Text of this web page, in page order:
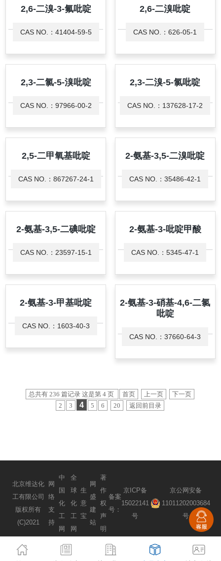
2,6-二溴-3-氟吡啶
CAS NO.：41404-59-5
2,6-二溴吡啶
CAS NO.：626-05-1
2,3-二氯-5-溴吡啶
CAS NO.：97966-00-2
2,3-二溴-5-氯吡啶
CAS NO.：137628-17-2
2,5-二甲氧基吡啶
CAS NO.：867267-24-1
2-氨基-3,5-二溴吡啶
CAS NO.：35486-42-1
2-氨基-3,5-二碘吡啶
CAS NO.：23597-15-1
2-氨基-3-吡啶甲酸
CAS NO.：5345-47-1
2-氨基-3-甲基吡啶
CAS NO.：1603-40-3
2-氨基-3-硝基-4,6-二氯
吡啶
CAS NO.：37660-64-3
总共有 236 篇记录 这是第 4 页 首页 上一页
下一页
2
3 4 5 6 20 返回前目录
北京维达化
工有限公司
版权所有
(C)2021
网
络
支
持
中
国
化
工
网
全
球
化
工
网
生
意
宝
网
盛
建
站
著
作
权
声
明
备案
号：
京ICP备
15022141
号
京公网安备
11011202003684
号